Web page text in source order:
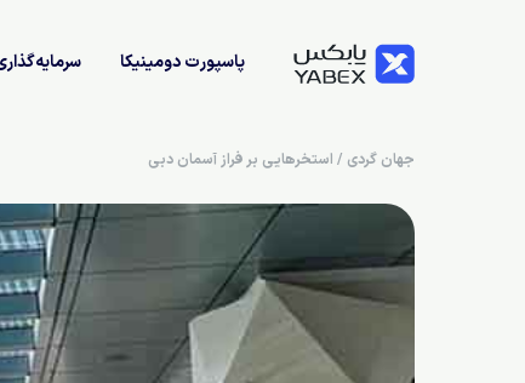
پاسپورت دومینیکا
جهان گردی / استخرهایی بر فراز آسمان دبی